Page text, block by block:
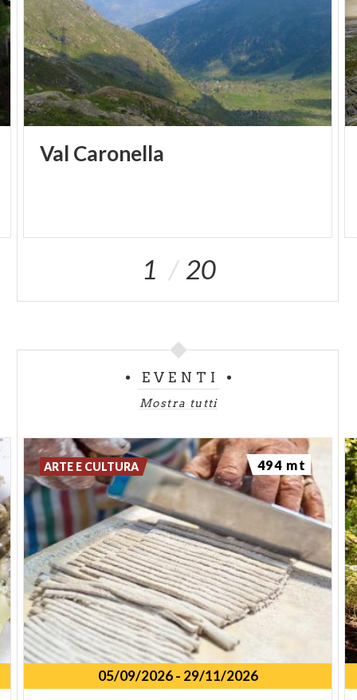
Val Caronella
1 20
EVENTI
Mostra tutti
05/09/2026- 29/11/2026
ARTE E CULTURA 494 mt